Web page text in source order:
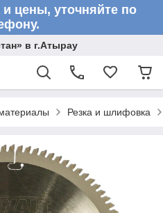
цены, уточняйте по
в г.Атырау
Резка и шлифовка